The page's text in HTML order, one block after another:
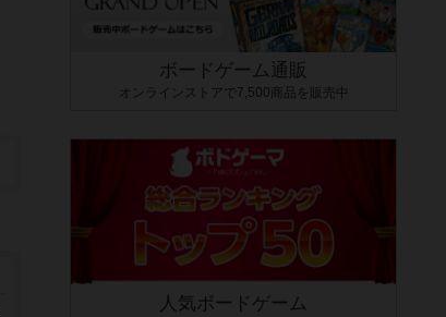
ボードゲーム通販
オンラインストアで7,500商品を販売中
人気ボードゲーム